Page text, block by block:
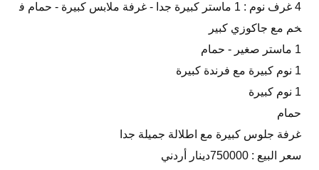
4 غرف نوم : 1 ماستر كبيرة جدا - غرفة ملابس كبيرة - حمام ف
خم مع جاكوزي كبير
1 ماستر صغير - حمام
1 نوم كبيرة مع فرندة كبيرة
1 نوم كبيرة
حمام
غرفة جلوس كبيرة مع اطلالة جميلة جدا
سعر البيع : 750000دينار أردني